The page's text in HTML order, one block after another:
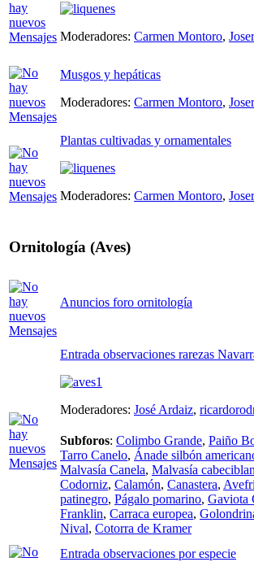
Moderadores: Carmen Montoro,
Musgos y hepáticas
Moderadores: Carmen Montoro,
Plantas cultivadas y ornamentales
Moderadores: Carmen Montoro,
Ornitología (Aves)
Anuncios foro ornitología
Entrada observaciones rarezas
Moderadores: José Ardaiz,
Subforos: Colimbo Grande, Paiño
Tarro Canelo, Ánade silbón
Malvasía Canela, Malvasía
Codorniz, Calamón, Canastera,
patinegro, Págalo pomarino, Gaviota
Franklin, Carraca europea,
Nival, Cotorra de Kramer
Entrada observaciones por especie